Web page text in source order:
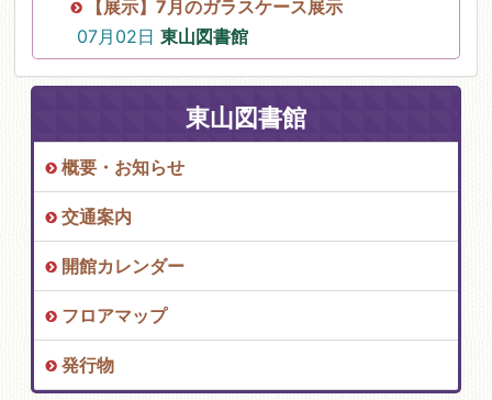
【展示】7月のガラスケース展示
07月02日 東山図書館
東山図書館
概要・お知らせ
交通案内
開館カレンダー
フロアマップ
発行物